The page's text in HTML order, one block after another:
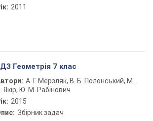
2011
Геометрія 7 клас
А. Г. Мерзляк, В. Б. Полонський, М.
Якір, Ю. М. Рабінович
2015
Збірник задач